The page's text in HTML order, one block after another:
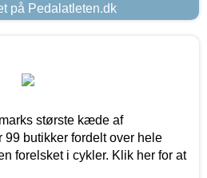
på Pedalatleten.dk
største kæde af
99 butikker fordelt over hele
forelsket i cykler. Klik her for at